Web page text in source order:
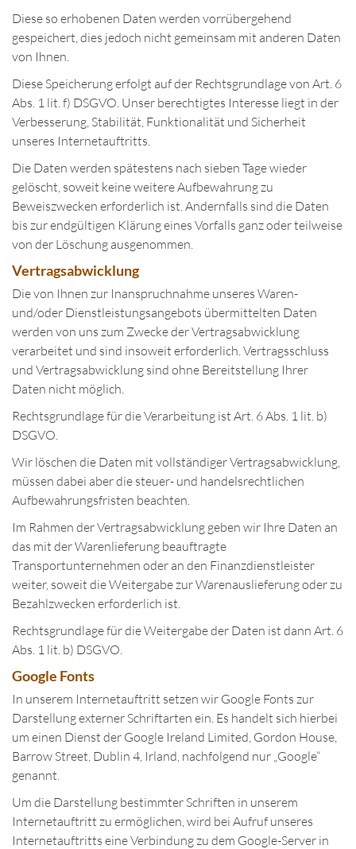
Diese so erhobenen Daten werden vorrübergehend
gespeichert, dies jedoch nicht gemeinsam mit anderen Daten
von Ihnen.
Diese Speicherung erfolgt auf der Rechtsgrundlage von Art. 6
Abs. 1 lit. f) DSGVO. Unser berechtigtes Interesse liegt in der
Verbesserung, Stabilität, Funktionalität und Sicherheit
unseres Internetauftritts.
Die Daten werden spätestens nach sieben Tage wieder
gelöscht, soweit keine weitere Aufbewahrung zu
Beweiszwecken erforderlich ist. Andernfalls sind die Daten
bis zur endgültigen Klärung eines Vorfalls ganz oder teilweise
von der Löschung ausgenommen.
Vertragsabwicklung
Die von Ihnen zur Inanspruchnahme unseres Waren-
und/oder Dienstleistungsangebots übermittelten Daten
werden von uns zum Zwecke der Vertragsabwicklung
verarbeitet und sind insoweit erforderlich. Vertragsschluss
und Vertragsabwicklung sind ohne Bereitstellung Ihrer
Daten nicht möglich.
Rechtsgrundlage für die Verarbeitung ist Art. 6 Abs. 1 lit. b)
DSGVO.
Wir löschen die Daten mit vollständiger Vertragsabwicklung,
müssen dabei aber die steuer- und handelsrechtlichen
Aufbewahrungsfristen beachten.
Im Rahmen der Vertragsabwicklung geben wir Ihre Daten an
das mit der Warenlieferung beauftragte
Transportunternehmen oder an den Finanzdienstleister
weiter, soweit die Weitergabe zur Warenauslieferung oder zu
Bezahlzwecken erforderlich ist.
Rechtsgrundlage für die Weitergabe der Daten ist dann Art. 6
Abs. 1 lit. b) DSGVO.
Google Fonts
In unserem Internetauftritt setzen wir Google Fonts zur
Darstellung externer Schriftarten ein. Es handelt sich hierbei
um einen Dienst der Google Ireland Limited, Gordon House,
Barrow Street, Dublin 4, Irland, nachfolgend nur „Google“
genannt.
Um die Darstellung bestimmter Schriften in unserem
Internetauftritt zu ermöglichen, wird bei Aufruf unseres
Internetauftritts eine Verbindung zu dem Google-Server in